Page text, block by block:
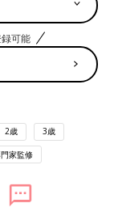
を占める比較的
き、心雑音のほ
が見られることも
で右心室への負
、バルーン・カ
形態によって
術が必要な場合
可能
2歳 3歳
家監修